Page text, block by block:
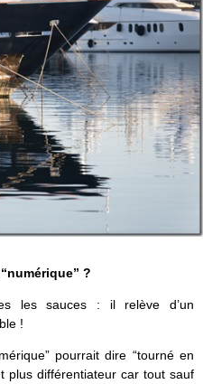
?
les sauces : il relève d’un
!
pourrait dire “tourné en
plus différentiateur car tout sauf